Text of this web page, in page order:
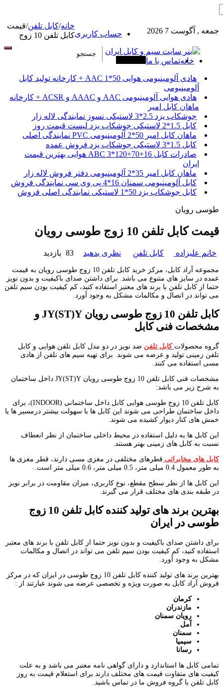
جمعه , آگوست 7 2026 حساب کاربری
خانهتماس با ما
هادی آلومینیومی هوایی 50*1 AAC + کارخانه تولید کابل
آلومینیومی
هادی هوایی آلومینیومی AAC و AAAC و ACSR + کارخانه
ماهان کابل امیر
جوشکاب یزد 2.5*3 لاستیکی نسوز نمایندگی لاله زار
کابل 1.5*2 لاستیکی جوشکاب یزد لیست قیمت روز
ماهان کابل امیر 50*2 آلومینیومی PVC نمایندگی اصلی
کابل 1.5*3 لاستیکی جوشکاب یزد فروش عمده
صادرات کابل 16+70+120*3 ABC هوایی بهترین قیمت
ایران
ماهان کابل امیر 35*2 آلومینیومی دفتر فروش لاله زار
کابل آلومینیومی سمنان 16*4 پی وی سی نمایندگی فروش
کابل جوشکاب یزد 50*1 لاستیکی نمایندگی اصلی فروش
خانه/کابل تلفن/قیمت
کابل تلفن 10 زوج
طوسی رویان
قیمت کابل تلفن 10 زوج طوسی رویان
خانم علیزاده کابل تلفن نظری بدهید 83 بازدید
مجموعه آراد کابل، مرکز خرید کابل تلفن 10 زوج طوسی رویان به قیمت
عمده در سایز های متنوع می باشد. برای داشتن صدای باکیفیت و بدون نویز
حتما از کابل تلفن با برند های معتبر استفاده کنید، کم کیفیت بودن سیم تلفن
می تواند در اتصال و مکالمات مشکل به وجود آورد.
کابل تلفن 10 زوج طوسی رویان JY(ST)Y و
مشخصات فنی کابل
گروه محصولات کابل تلفن ضد نویز در دو مدل کابل تلفن هوایی و کابل
تلفن زمینی تولید و عرضه می شوند. برای تهیه سیم های تلفن از هادی
مسی استفاده می کنند.
مشخصات فنی کابل تلفن 10 زوج طوسی رویان JY(ST)Y داخل ساختمان
به شرح زیر می باشد:
کابل تلفن 10 زوج طوسی هوایی کابل داخل ساختمانی (INDOOR)، برای
داخل ساختمان طراحی می شوند این کابل ها با سهولت بیشتر درمسیر ها یا
خمش های کنار دیوار کشیده می شوند.
این کابل ها به دلیل استفاده در محیط داخلی ساختمان از نظر انعطاف
نسبت به کابل های زمینی بهتر هستند.
کابل های مخابراتی قطرهای مختلفی در مغزی مسی دارند، قطر مغزی ها
به طور معمول 0.4 میلی متر، 0.5 میلی متر، 0.6 میلی متر است.
این کابل ها از نظر سطح مقطع، نوع کاربری، میزان مقاومت در برابر نویز
در طبقه بندی های مختلف قرار می گیرند.
بهترین برند های تولید کننده کابل تلفن 10 زوج
طوسی در ایران
برای داشتن صدای باکیفیت و بدون نویز حتما از کابل تلفن با برند های معتبر
استفاده کنید، کم کیفیت بودن سیم تلفن می تواند در اتصال و مکالمات
مشکل به وجود آورد.
بهترین برند های تولید کننده کابل تلفن 10 زوج طوسی در ایران که در مرکز
فروش آراد کابل به صورت ویژه و تخصصی عرضه می شوند عبارتند از :
کرمان
مازندران
رویان سمنان
آمل
سمنان
سیمیا
رسانا
تمامی کابل ها استاندارد و دارای گواهی نامه معتبر می باشد و به علت
کیفیت های متفاوت قیمت های مختلف دارند برای استعلام قیمت به روز
کابل تلفن با گروه فروش ما در تماس باشید.